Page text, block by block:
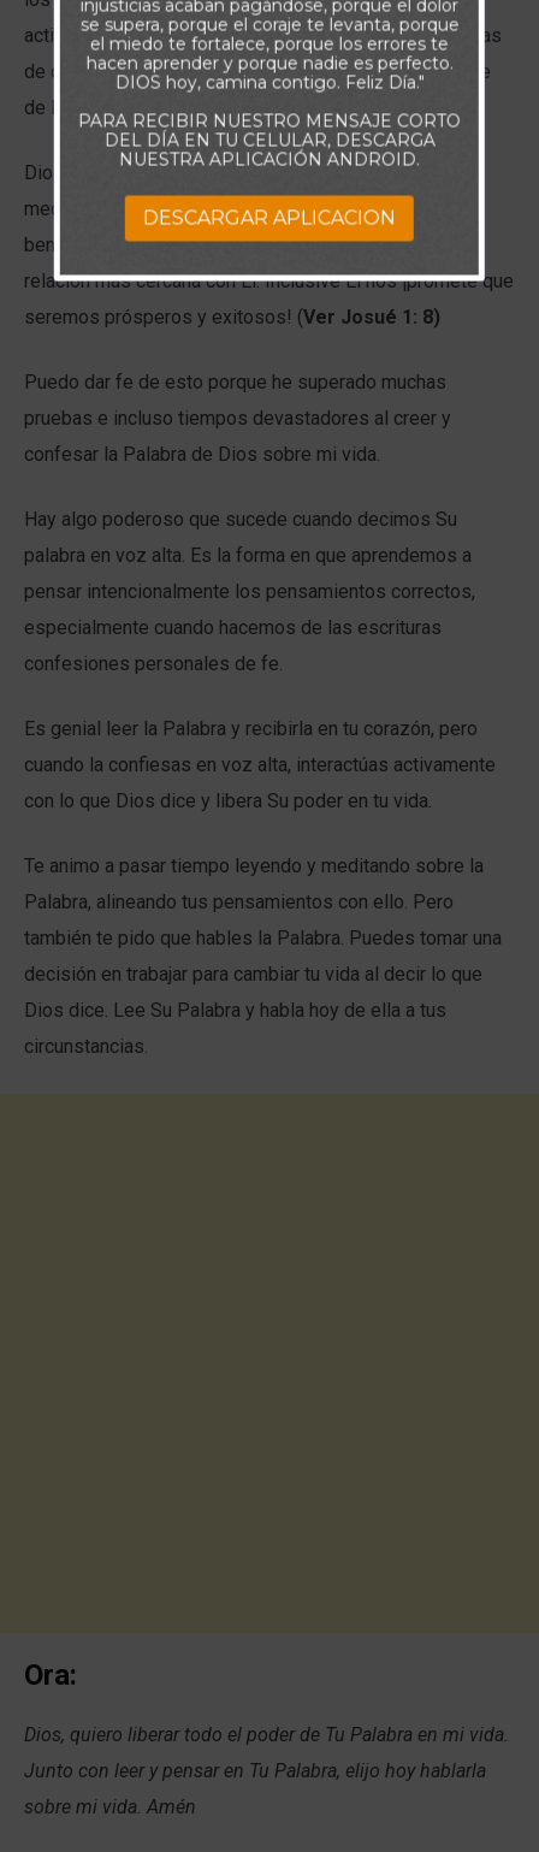
actividades y el estrés del quehacer diario, las angustias
de circunstancias adversas, el miedo o la incertidumbre
de lo que pueda ocurrir en el futuro.
Dios nos dice que cuanto más tiempo pasemos
meditando y hablando Su Palabra, más veremos los
beneficios en nuestra vida diaria e incluso tener una
relación más cercana con Él. Inclusive Él nos ¡promete que
seremos prósperos y exitosos! (Ver Josué 1: 8)
Puedo dar fe de esto porque he superado muchas
pruebas e incluso tiempos devastadores al creer y
confesar la Palabra de Dios sobre mi vida.
Hay algo poderoso que sucede cuando decimos Su
palabra en voz alta. Es la forma en que aprendemos a
pensar intencionalmente los pensamientos correctos,
especialmente cuando hacemos de las escrituras
confesiones personales de fe.
Es genial leer la Palabra y recibirla en tu corazón, pero
cuando la confiesas en voz alta, interactúas activamente
con lo que Dios dice y libera Su poder en tu vida.
Te animo a pasar tiempo leyendo y meditando sobre la
Palabra, alineando tus pensamientos con ello. Pero
también te pido que hables la Palabra. Puedes tomar una
decisión en trabajar para cambiar tu vida al decir lo que
Dios dice. Lee Su Palabra y habla hoy de ella a tus
circunstancias.
Ora:
Dios, quiero liberar todo el poder de Tu Palabra en mi vida.
Junto con leer y pensar en Tu Palabra, elijo hoy hablarla
sobre mi vida. Amén
injusticias acaban pagándose, porque el dolor
se supera, porque el coraje te levanta, porque
el miedo te fortalece, porque los errores te
hacen aprender y porque nadie es perfecto.
DIOS hoy, camina contigo. Feliz Día."
PARA RECIBIR NUESTRO MENSAJE CORTO
DEL DÍA EN TU CELULAR, DESCARGA
NUESTRA APLICACIÓN ANDROID.
DESCARGAR APLICACION